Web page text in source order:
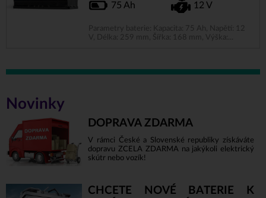
75 Ah 12 V
Parametry baterie: Kapacita: 75 Ah, Napětí: 12
V, Délka: 259 mm, Šířka: 168 mm, Výška:...
Novinky
DOPRAVA ZDARMA
V rámci České a Slovenské republiky získáváte
dopravu ZCELA ZDARMA na jakýkoli elektrický
skútr nebo vozík!
CHCETE NOVÉ BATERIE K